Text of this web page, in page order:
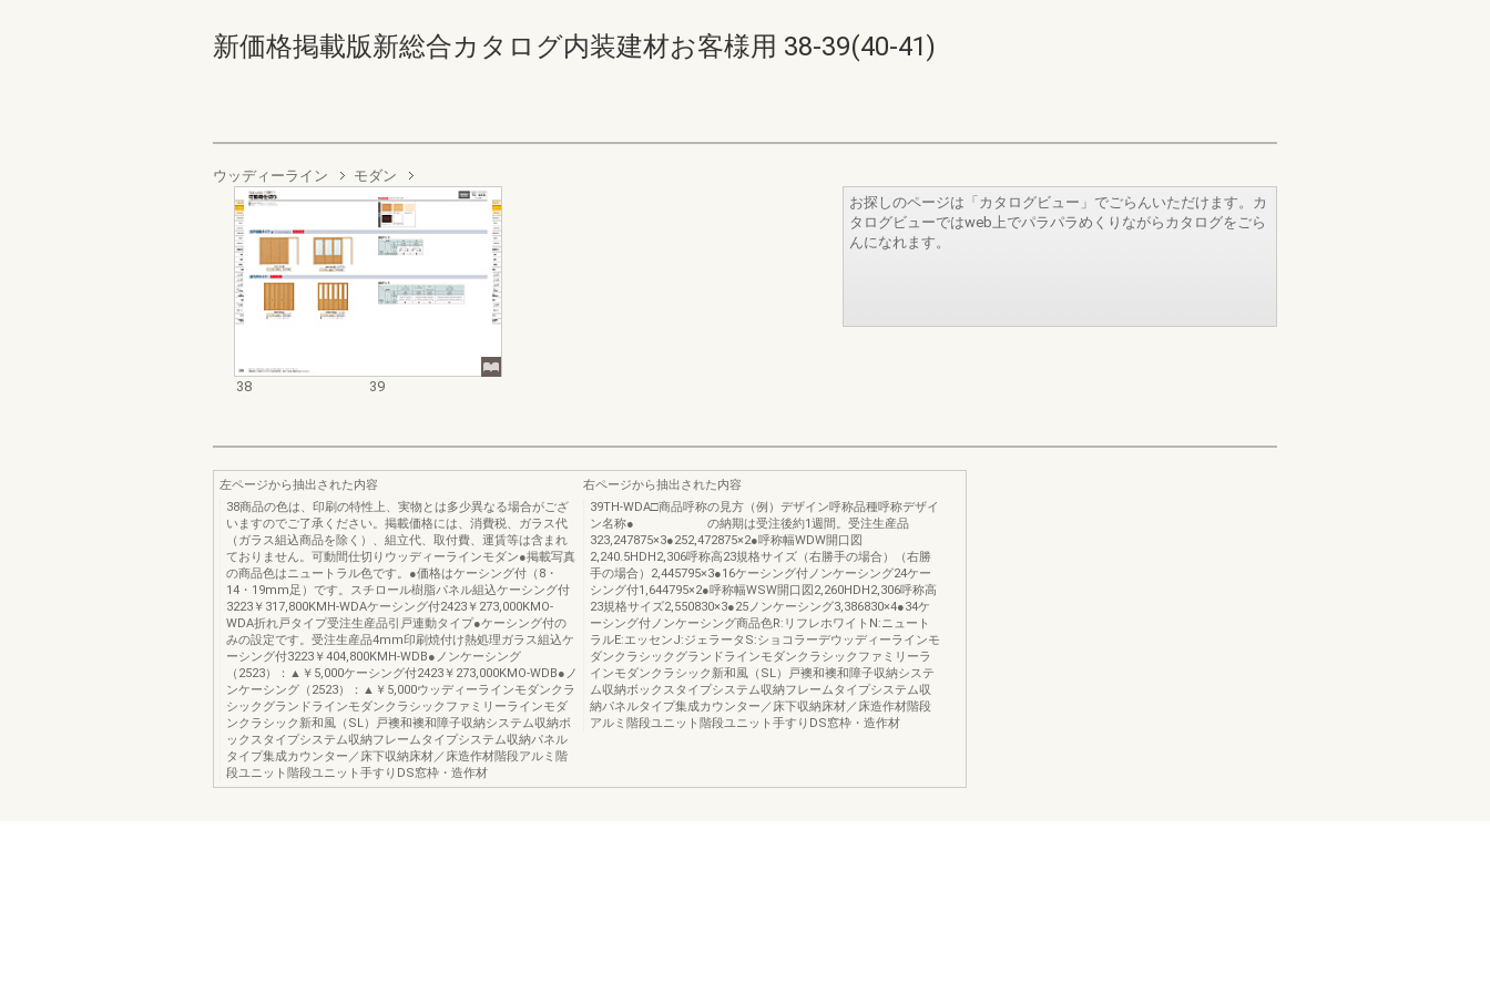
新価格掲載版新総合カタログ内装建材お客様用 38-39(40-41)
ウッディーライン モダン
38 39
お探しのページは「カタログビュー」でごらんいただけます。カ
タログビューではweb上でパラパラめくりながらカタログをごら
んになれます。
左ページから抽出された内容
38商品の色は、印刷の特性上、実物とは多少異なる場合がござ
いますのでご了承ください。掲載価格には、消費税、ガラス代
（ガラス組込商品を除く）、組立代、取付費、運賃等は含まれ
ておりません。可動間仕切りウッディーラインモダン●掲載写真
の商品色はニュートラル色です。●価格はケーシング付（8・
14・19mm足）です。スチロール樹脂パネル組込ケーシング付
3223￥317,800KMH-WDAケーシング付2423￥273,000KMO-
WDA折れ戸タイプ受注生産品引戸連動タイプ●ケーシング付の
みの設定です。受注生産品4mm印刷焼付け熱処理ガラス組込ケ
ーシング付3223￥404,800KMH-WDB●ノンケーシング
（2523）：▲￥5,000ケーシング付2423￥273,000KMO-WDB●ノ
ンケーシング（2523）：▲￥5,000ウッディーラインモダンクラ
シックグランドラインモダンクラシックファミリーラインモダ
ンクラシック新和風（SL）戸襖和襖和障子収納システム収納ボ
ックスタイプシステム収納フレームタイプシステム収納パネル
タイプ集成カウンター／床下収納床材／床造作材階段アルミ階
段ユニット階段ユニット手すりDS窓枠・造作材
右ページから抽出された内容
39TH-WDA□商品呼称の見方（例）デザイン呼称品種呼称デザイ
ン名称● の納期は受注後約1週間。受注生産品
323,247875×3●252,472875×2●呼称幅WDW開口図
2,240.5HDH2,306呼称高23規格サイズ（右勝手の場合）（右勝
手の場合）2,445795×3●16ケーシング付ノンケーシング24ケー
シング付1,644795×2●呼称幅WSW開口図2,260HDH2,306呼称高
23規格サイズ2,550830×3●25ノンケーシング3,386830×4●34ケ
ーシング付ノンケーシング商品色R:リフレホワイトN:ニュート
ラルE:エッセンJ:ジェラータS:ショコラーデウッディーラインモ
ダンクラシックグランドラインモダンクラシックファミリーラ
インモダンクラシック新和風（SL）戸襖和襖和障子収納システ
ム収納ボックスタイプシステム収納フレームタイプシステム収
納パネルタイプ集成カウンター／床下収納床材／床造作材階段
アルミ階段ユニット階段ユニット手すりDS窓枠・造作材